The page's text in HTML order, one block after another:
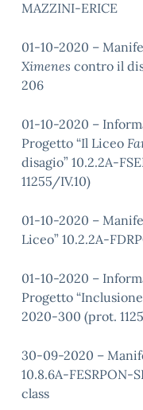
MAZZINI-ERICE
01-10-2020 –
Ximenes contro il
206
01-10-2020 –
Progetto “Il Liceo
disagio” 10.2.2A-
11255/IV.10)
01-10-2020 –
Liceo” 10.2.2A-
01-10-2020 –
Progetto
2020-300 (prot.
30-09-2020 –
10.8.6A-
class